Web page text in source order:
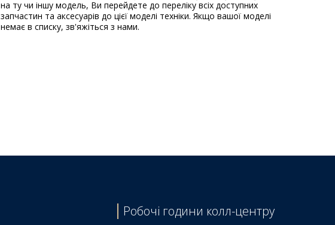
на ту чи іншу модель, Ви перейдете до переліку всіх доступних
запчастин та аксесуарів до цієї моделі техніки. Якщо вашої моделі
немає в списку, зв'яжіться з нами.
Робочі години колл-центру